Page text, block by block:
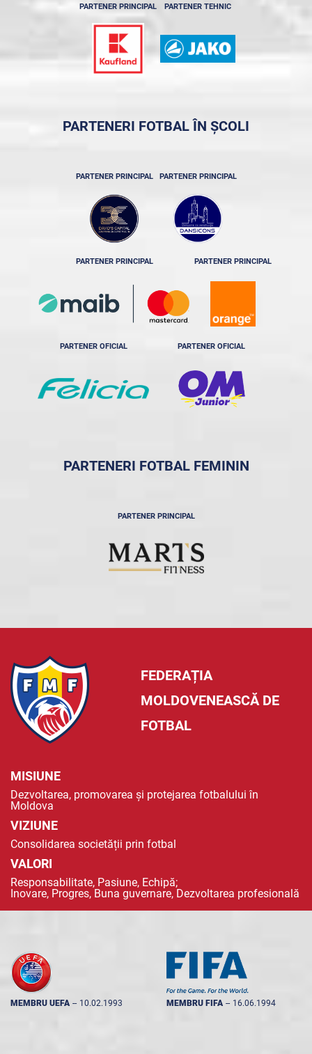
PARTENER PRINCIPAL PARTENER TEHNIC
PARTENERI FOTBAL ÎN ȘCOLI
PARTENER PRINCIPAL PARTENER PRINCIPAL
PARTENER PRINCIPAL PARTENER PRINCIPAL
PARTENER OFICIAL PARTENER OFICIAL
PARTENERI FOTBAL FEMININ
PARTENER PRINCIPAL
FEDERAȚIA
MOLDOVENEASCĂ DE
FOTBAL
MISIUNE
Dezvoltarea, promovarea și protejarea fotbalului în
Moldova
VIZIUNE
Consolidarea societății prin fotbal
VALORI
Responsabilitate, Pasiune, Echipă;
Inovare, Progres, Buna guvernare, Dezvoltarea profesională
MEMBRU UEFA -- 10.02.1993 MEMBRU FIFA -- 16.06.1994